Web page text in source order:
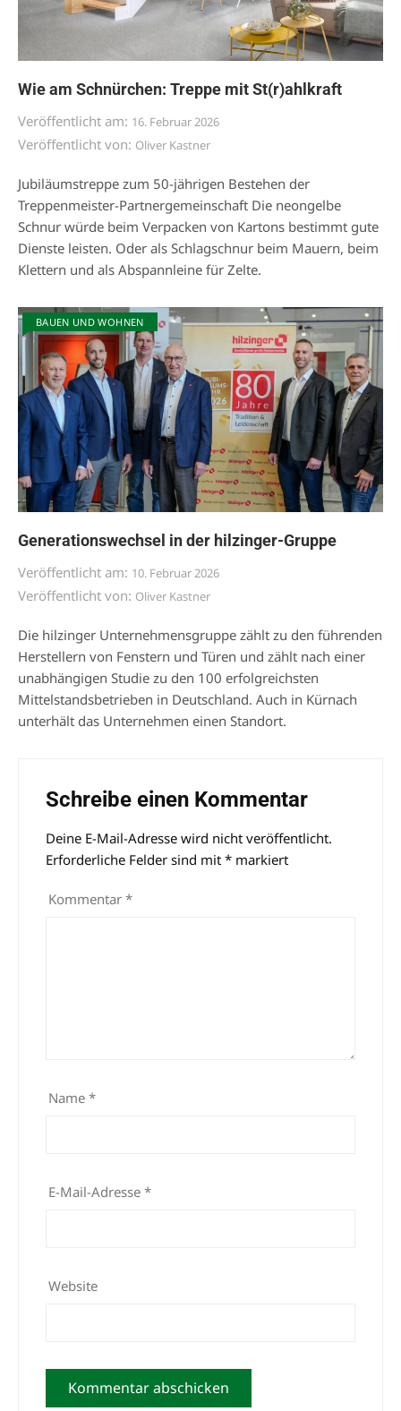
Wie am Schnürchen: Treppe mit St(r)ahlkraft
Veröffentlicht am: 16. Februar 2026
Veröffentlicht von: Oliver Kastner
Jubiläumstreppe zum 50-jährigen Bestehen der
Treppenmeister-Partnergemeinschaft Die neongelbe
Schnur würde beim Verpacken von Kartons bestimmt gute
Dienste leisten. Oder als Schlagschnur beim Mauern, beim
Klettern und als Abspannleine für Zelte.
BAUEN UND WOHNEN
Generationswechsel in der hilzinger-Gruppe
Veröffentlicht am: 10. Februar 2026
Veröffentlicht von: Oliver Kastner
Die hilzinger Unternehmensgruppe zählt zu den führenden
Herstellern von Fenstern und Türen und zählt nach einer
unabhängigen Studie zu den 100 erfolgreichsten
Mittelstandsbetrieben in Deutschland. Auch in Kürnach
unterhält das Unternehmen einen Standort.
Schreibe einen Kommentar
Deine E-Mail-Adresse wird nicht veröffentlicht.
Erforderliche Felder sind mit * markiert
Kommentar *
Name *
E-Mail-Adresse *
Website
Alternative: